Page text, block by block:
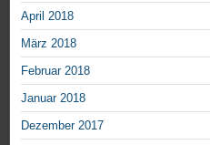
April 2018
März 2018
Februar 2018
Januar 2018
Dezember 2017